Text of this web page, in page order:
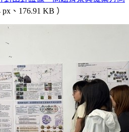
px、176.91 KB ）